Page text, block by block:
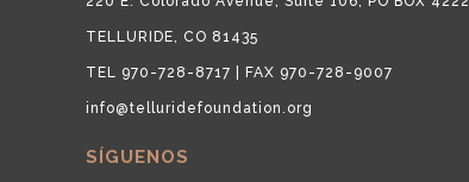
TELLURIDE, CO 81435
TEL 970-728-8717 | FAX 970-728-9007
info@telluridefoundation.org
SÍGUENOS